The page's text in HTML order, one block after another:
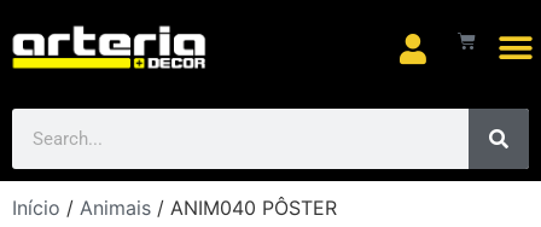
Início / Animais / ANIM040 PÔSTER